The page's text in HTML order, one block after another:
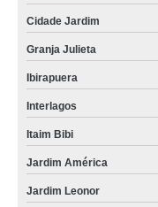
cartão pvc personalizado
cartão em pvc personalizado
cartão pvc personalizado
cartão pvc preço Brasilândia
cartão pvc personalizado
Cidade Jardim
Granja Julieta
Ibirapuera
Interlagos
Itaim Bibi
Jardim América
Jardim Leonor